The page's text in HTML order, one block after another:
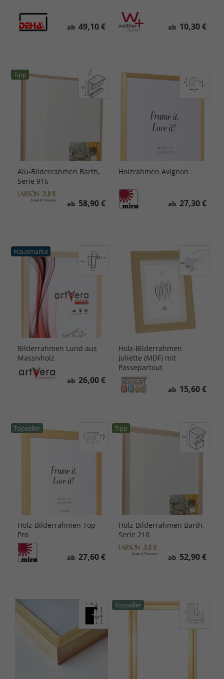
ab 49,10 € ab 10,30 €
Tipp
Alu-Bilderrahmen Barth,
Serie 916
ab 58,90 €
Holzrahmen Avignon
ab 27,30 €
Hausmarke
Bilderrahmen Lund aus
Massivholz
ab 26,00 €
Holz-Bilderrahmen
Juliette (MDF) mit
Passepartout
ab 15,60 €
Topseller
Holz-Bilderrahmen Top
Pro
ab 27,60 €
Tipp
Holz-Bilderrahmen Barth,
Serie 210
ab 52,90 €
Topseller